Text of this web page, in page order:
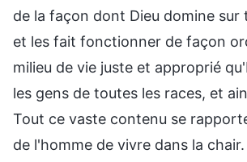
de la façon dont Dieu domine sur
et les fait fonctionner de façon
milieu de vie juste et approprié
les gens de toutes les races, et
Tout ce vaste contenu se
de l'homme de vivre dans la